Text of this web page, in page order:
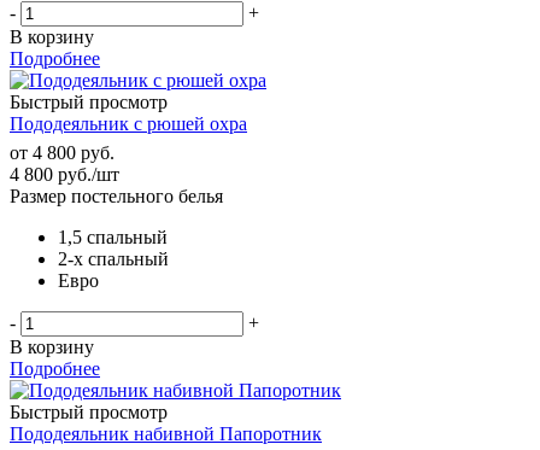
-
+
В корзину
Подробнее
Быстрый просмотр
Пододеяльник с рюшей охра
от 4 800 руб.
4 800 руб./шт
Размер постельного белья
1,5 спальный
2-х спальный
Евро
-
+
В корзину
Подробнее
Быстрый просмотр
Пододеяльник набивной Папоротник